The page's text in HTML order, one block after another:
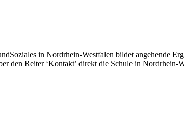
in Nordrhein-Westfalen bildet angehende
den Reiter ‘Kontakt’ direkt die Schule in